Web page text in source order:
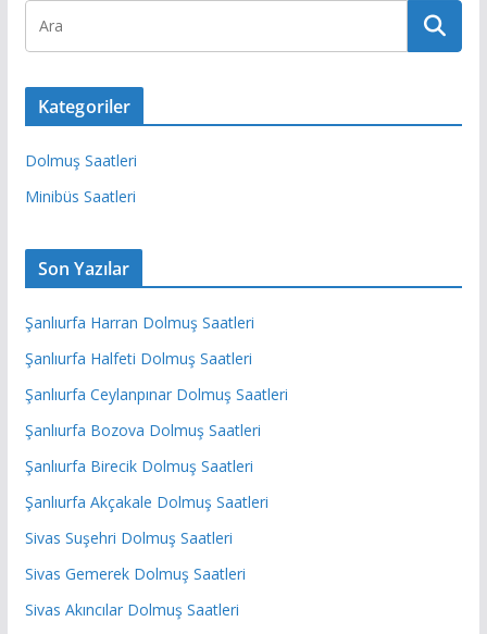
Kategoriler
Dolmuş Saatleri
Minibüs Saatleri
Son Yazılar
Şanlıurfa Harran Dolmuş Saatleri
Şanlıurfa Halfeti Dolmuş Saatleri
Şanlıurfa Ceylanpınar Dolmuş Saatleri
Şanlıurfa Bozova Dolmuş Saatleri
Şanlıurfa Birecik Dolmuş Saatleri
Şanlıurfa Akçakale Dolmuş Saatleri
Sivas Suşehri Dolmuş Saatleri
Sivas Gemerek Dolmuş Saatleri
Sivas Akıncılar Dolmuş Saatleri